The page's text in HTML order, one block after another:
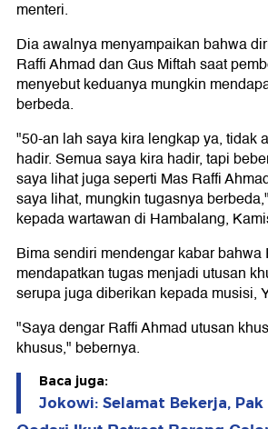
menteri.
Dia awalnya menyampaikan bahwa
Raffi Ahmad dan Gus Miftah saat
menyebut keduanya mungkin
berbeda.
"50-an lah saya kira lengkap ya, tidak
hadir. Semua saya kira hadir, tapi
saya lihat juga seperti Mas Raffi
saya lihat, mungkin tugasnya
kepada wartawan di Hambalang,
Bima sendiri mendengar kabar bahwa
mendapatkan tugas menjadi utusan
serupa juga diberikan kepada musisi,
"Saya dengar Raffi Ahmad utusan
khusus," bebernya.
Baca juga:
Jokowi: Selamat Bekerja,